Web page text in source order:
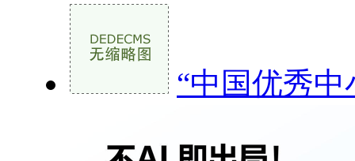
“中国优秀